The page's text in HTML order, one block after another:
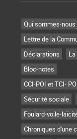
Qui sommes-nous
Lettre de la
Déclarations
Bloc-notes
CCI-POI et TCI-
Sécurité sociale
Foulard-voile-
Chroniques d'une